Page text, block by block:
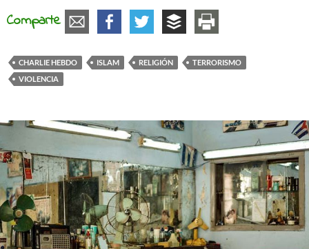
Comparte
CHARLIE HEBDO ISLAM RELIGIÓN
TERRORISMO
VIOLENCIA